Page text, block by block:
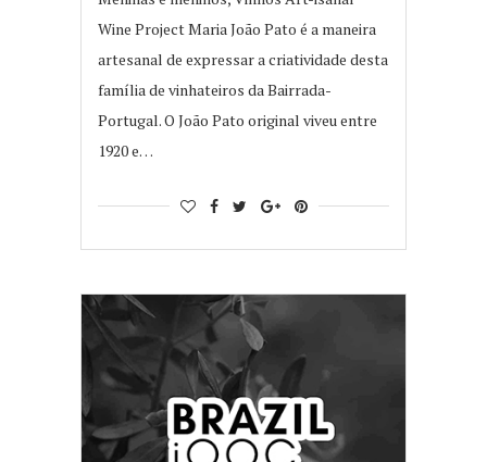
Wine Project Maria João Pato é a maneira
artesanal de expressar a criatividade desta
família de vinhateiros da Bairrada-
Portugal. O João Pato original viveu entre
1920 e…